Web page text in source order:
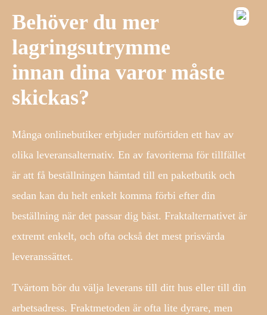
Behöver du mer
lagringsutrymme
innan dina varor måste
skickas?
Många onlinebutiker erbjuder nuförtiden ett hav av
olika leveransalternativ. En av favoriterna för tillfället
är att få beställningen hämtad till en paketbutik och
sedan kan du helt enkelt komma förbi efter din
beställning när det passar dig bäst. Fraktalternativet är
extremt enkelt, och ofta också det mest prisvärda
leveranssättet.
Tvärtom bör du välja leverans till ditt hus eller till din
arbetsadress. Fraktmetoden är ofta lite dyrare, men